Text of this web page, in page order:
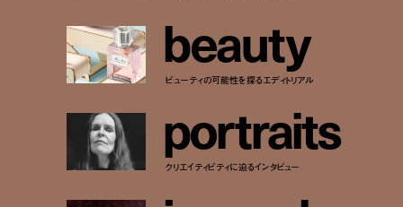
beauty
ビューティの可能性を探るエディトリアル
portraits
クリエイティビティに迫るインタビュー